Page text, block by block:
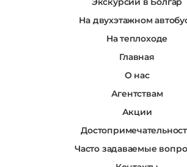
На двухэтажном
На теплоходе
Главная
О нас
Агентствам
Акции
Часто задаваемые